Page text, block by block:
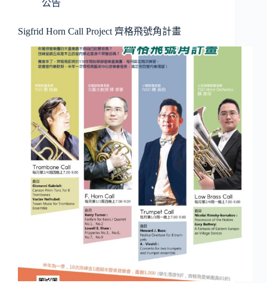
公告
Sigfrid Horn Call Project 齊格飛號角計畫